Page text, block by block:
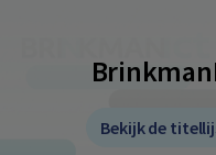
Bekijk de